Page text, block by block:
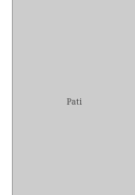
Pati